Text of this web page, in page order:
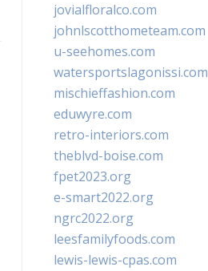
jovialfloralco.com
johnlscotthometeam.com
u-seehomes.com
watersportslagonissi.com
mischieffashion.com
eduwyre.com
retro-interiors.com
theblvd-boise.com
fpet2023.org
e-smart2022.org
ngrc2022.org
leesfamilyfoods.com
lewis-lewis-cpas.com